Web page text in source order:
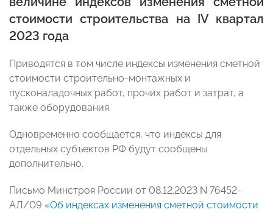
стоимости строительства на IV квартал
2023 года
Приводятся в том числе индексы изменения сметной
стоимости строительно-монтажных и
пусконаладочных работ, прочих работ и затрат, а
также оборудования.
Одновременно сообщается, что индексы для
отдельных субъектов РФ будут сообщены
дополнительно.
Письмо Минстроя России от 08.12.2023 N 76452-
АЛ/09 «Об индексах изменения сметной стоимости